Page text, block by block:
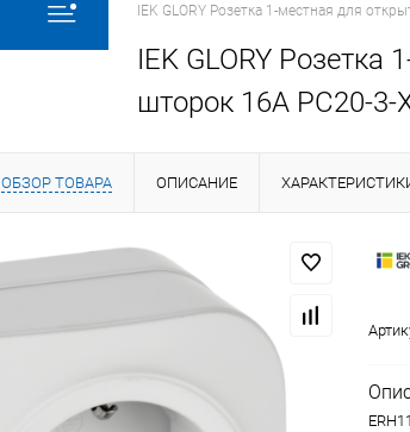
IEK GLORY Розетка 1-местная для
IEK GLORY
шторок 16А РС20-
ОБЗОР ТОВАРА ОПИСАНИЕ